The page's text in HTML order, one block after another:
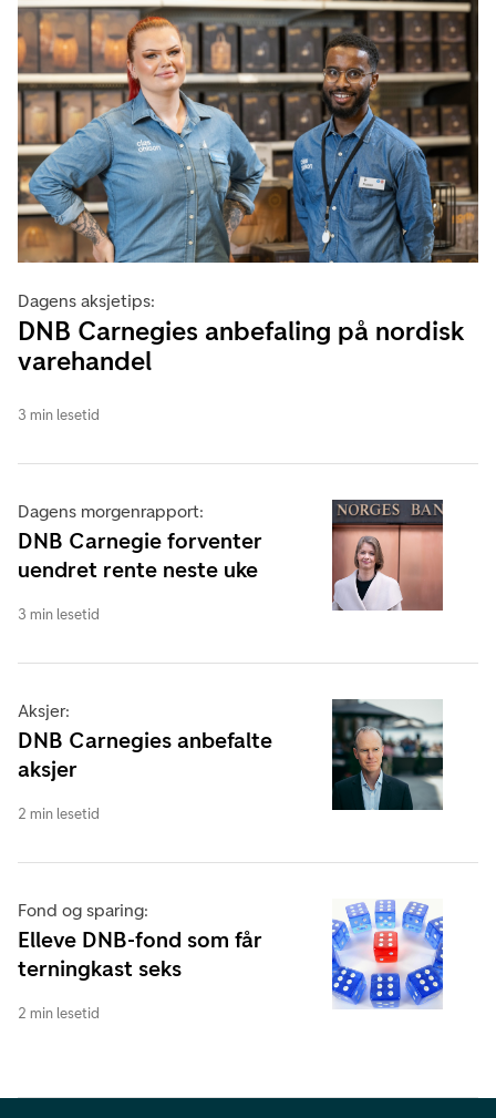
Dagens aksjetips:
DNB Carnegies anbefaling på nordisk
varehandel
3 min lesetid
Dagens morgenrapport:
DNB Carnegie forventer
uendret rente neste uke
3 min lesetid
Aksjer:
DNB Carnegies anbefalte
aksjer
2 min lesetid
Fond og sparing:
Elleve DNB-fond som får
terningkast seks
2 min lesetid